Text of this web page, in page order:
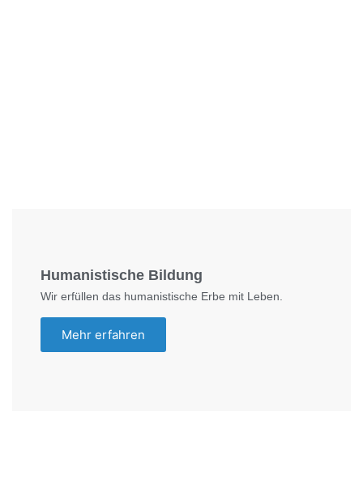
Humanistische Bildung
Wir erfüllen das humanistische Erbe mit Leben.
Mehr erfahren